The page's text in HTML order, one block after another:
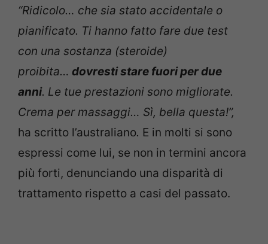
“Ridicolo… che sia stato accidentale o
pianificato. Ti hanno fatto fare due test
con una sostanza (steroide)
proibita… dovresti stare fuori per due
anni. Le tue prestazioni sono migliorate.
Crema per massaggi… Sì, bella questa!”,
ha scritto l’australiano. E in molti si sono
espressi come lui, se non in termini ancora
più forti, denunciando una disparità di
trattamento rispetto a casi del passato.